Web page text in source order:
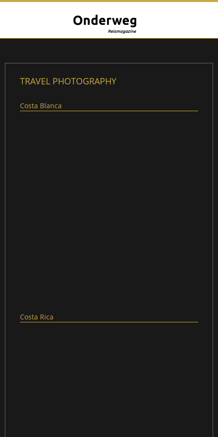
TRAVEL PHOTOGRAPHY
Costa Blanca
Costa Rica